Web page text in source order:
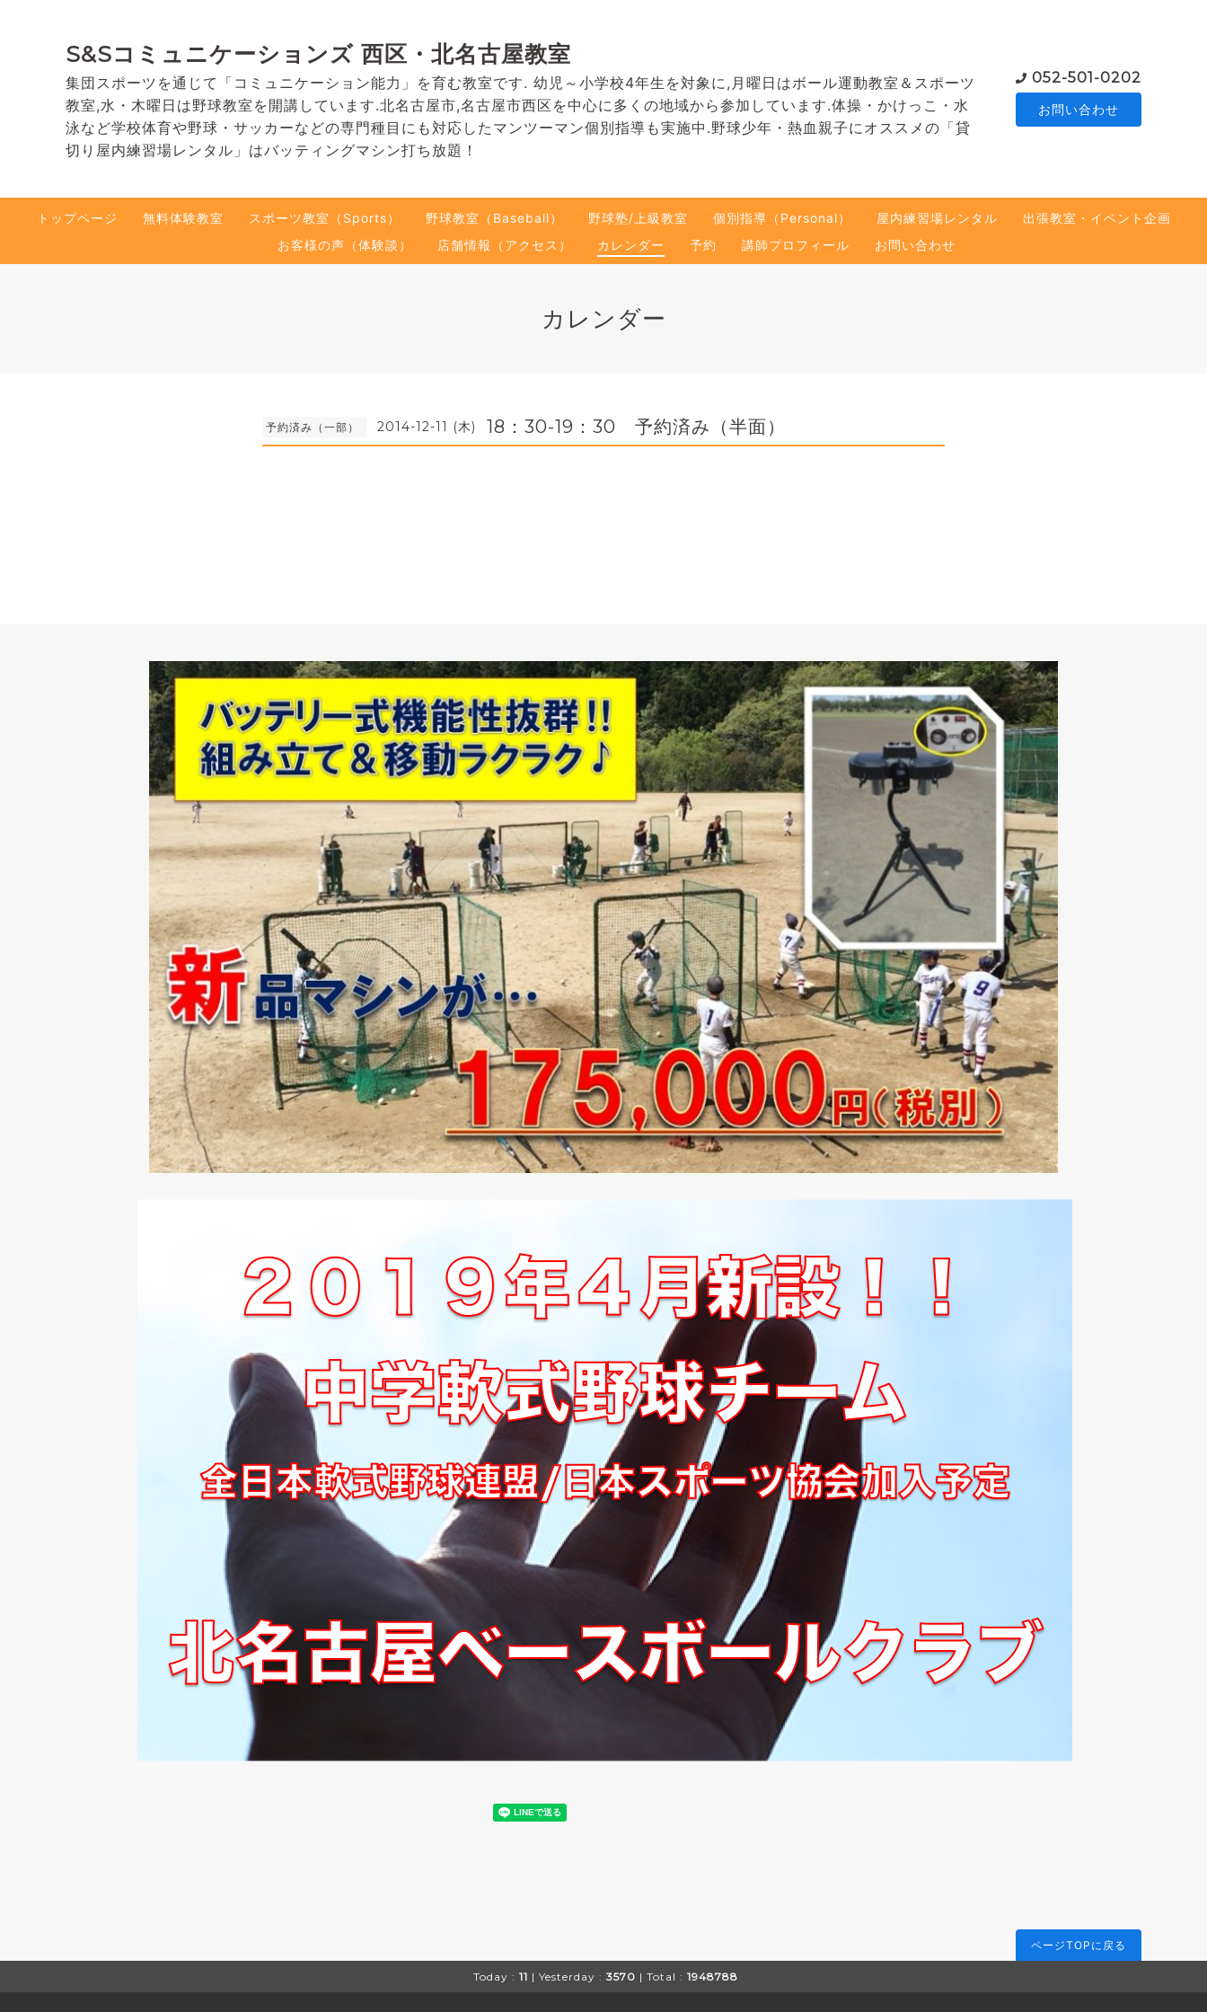
S&Sコミュニケーションズ 西区・北名古屋教室
集団スポーツを通じて「コミュニケーション能力」を育む教室です. 幼児～小学校4年生を対象に,月曜日はボール運動教室＆スポーツ
教室,水・木曜日は野球教室を開講しています.北名古屋市,名古屋市西区を中心に多くの地域から参加しています.体操・かけっこ・水
泳など学校体育や野球・サッカーなどの専門種目にも対応したマンツーマン個別指導も実施中.野球少年・熱血親子にオススメの「貸
切り屋内練習場レンタル」はバッティングマシン打ち放題！
052-501-0202
お問い合わせ
トップページ 無料体験教室 スポーツ教室（Sports） 野球教室（Baseball） 野球塾/上級教室 個別指導（Personal） 屋内練習場レンタル
出張教室・イベント企画
お客様の声（体験談）
店舗情報（アクセス） カレンダー 予約 講師プロフィール お問い合わせ
カレンダー
予約済み（一部） 2014-12-11 (木) 18：30-19：30 予約済み（半面）
ページTOPに戻る
Today : 11 | Yesterday : 3570 | Total : 1948788